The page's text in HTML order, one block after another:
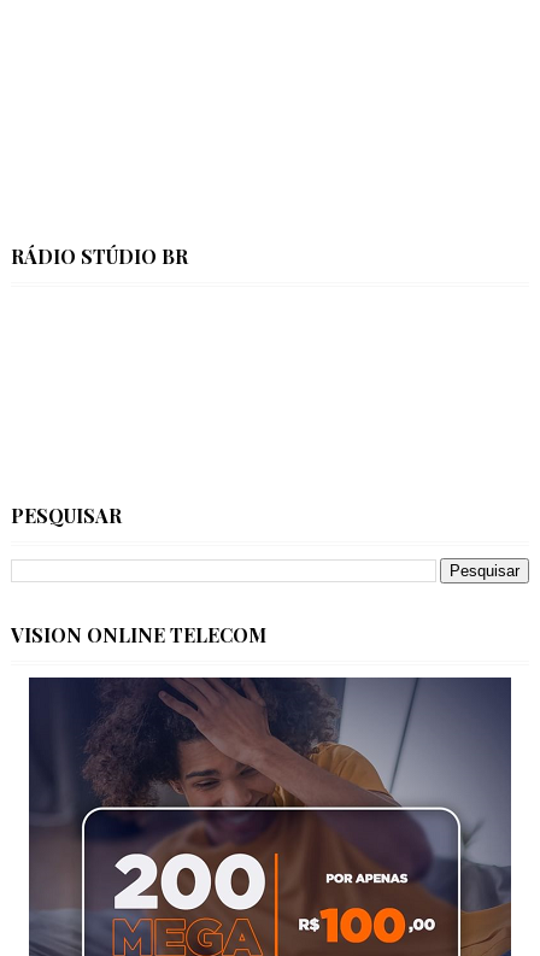
RÁDIO STÚDIO BR
PESQUISAR
VISION ONLINE TELECOM